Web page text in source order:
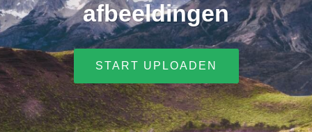
afbeeldingen
START UPLOADEN